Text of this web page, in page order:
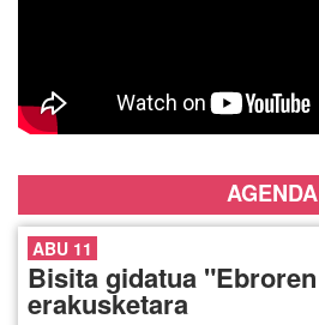
AGENDA
ABU 11
Bisita gidatua
erakusketara